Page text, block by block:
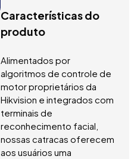
Características do
produto
Alimentados por
algoritmos de controle de
motor proprietários da
Hikvision e integrados com
terminais de
reconhecimento facial,
nossas catracas oferecem
aos usuários uma